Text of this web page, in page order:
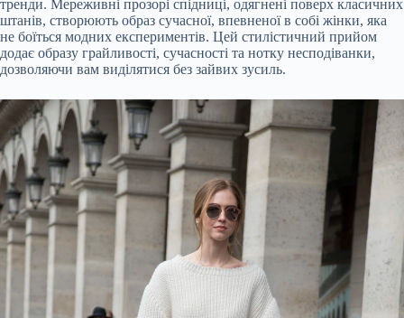
тренди. Мереживні прозорі спідниці, одягнені поверх класичних
штанів, створюють образ сучасної, впевненої в собі жінки, яка
не боїться модних експериментів. Цей стилістичний прийом
додає образу грайливості, сучасності та нотку несподіванки,
дозволяючи вам виділятися без зайвих зусиль.